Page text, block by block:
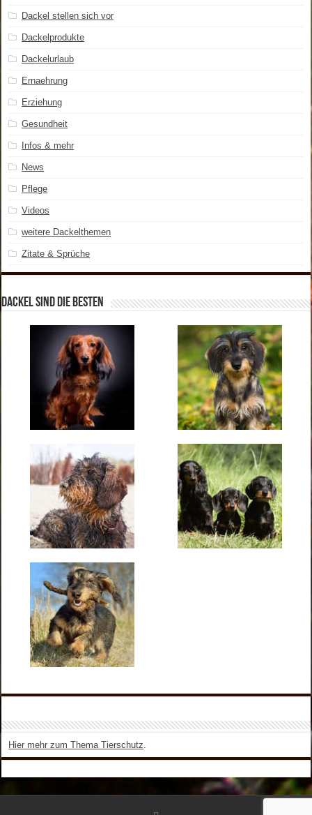
Dackel stellen sich vor
Dackelprodukte
Dackelurlaub
Ernaehrung
Erziehung
Gesundheit
Infos & mehr
News
Pflege
Videos
weitere Dackelthemen
Zitate & Sprüche
Dackel sind die Besten
Hier mehr zum Thema Tierschutz